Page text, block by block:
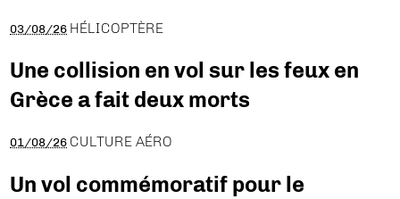
03/08/26 HÉLICOPTÈRE
Une collision en vol sur les feux en
Grèce a fait deux morts
01/08/26 CULTURE AÉRO
Un vol commémoratif pour le